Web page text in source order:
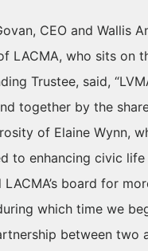
CEO and Wallis
LACMA, who sits on
Trustee, said,
together by the
of Elaine Wynn,
to enhancing civic
LACMA’s board for
which time we
between two